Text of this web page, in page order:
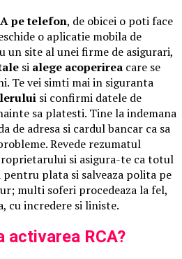
pe telefon, de obicei o poti face
o aplicatie mobila de
un site al unei firme de asigurari,
si alege acoperirea care se
Te vei simti mai in siguranta
si confirmi datele de
sa platesti. Tine la indemana
de adresa si cardul bancar ca sa
Revede rezumatul
si asigura-te ca totul
pentru plata si salveaza polita pe
multi soferi procedeaza la fel,
cu incredere si liniste.
activarea RCA?